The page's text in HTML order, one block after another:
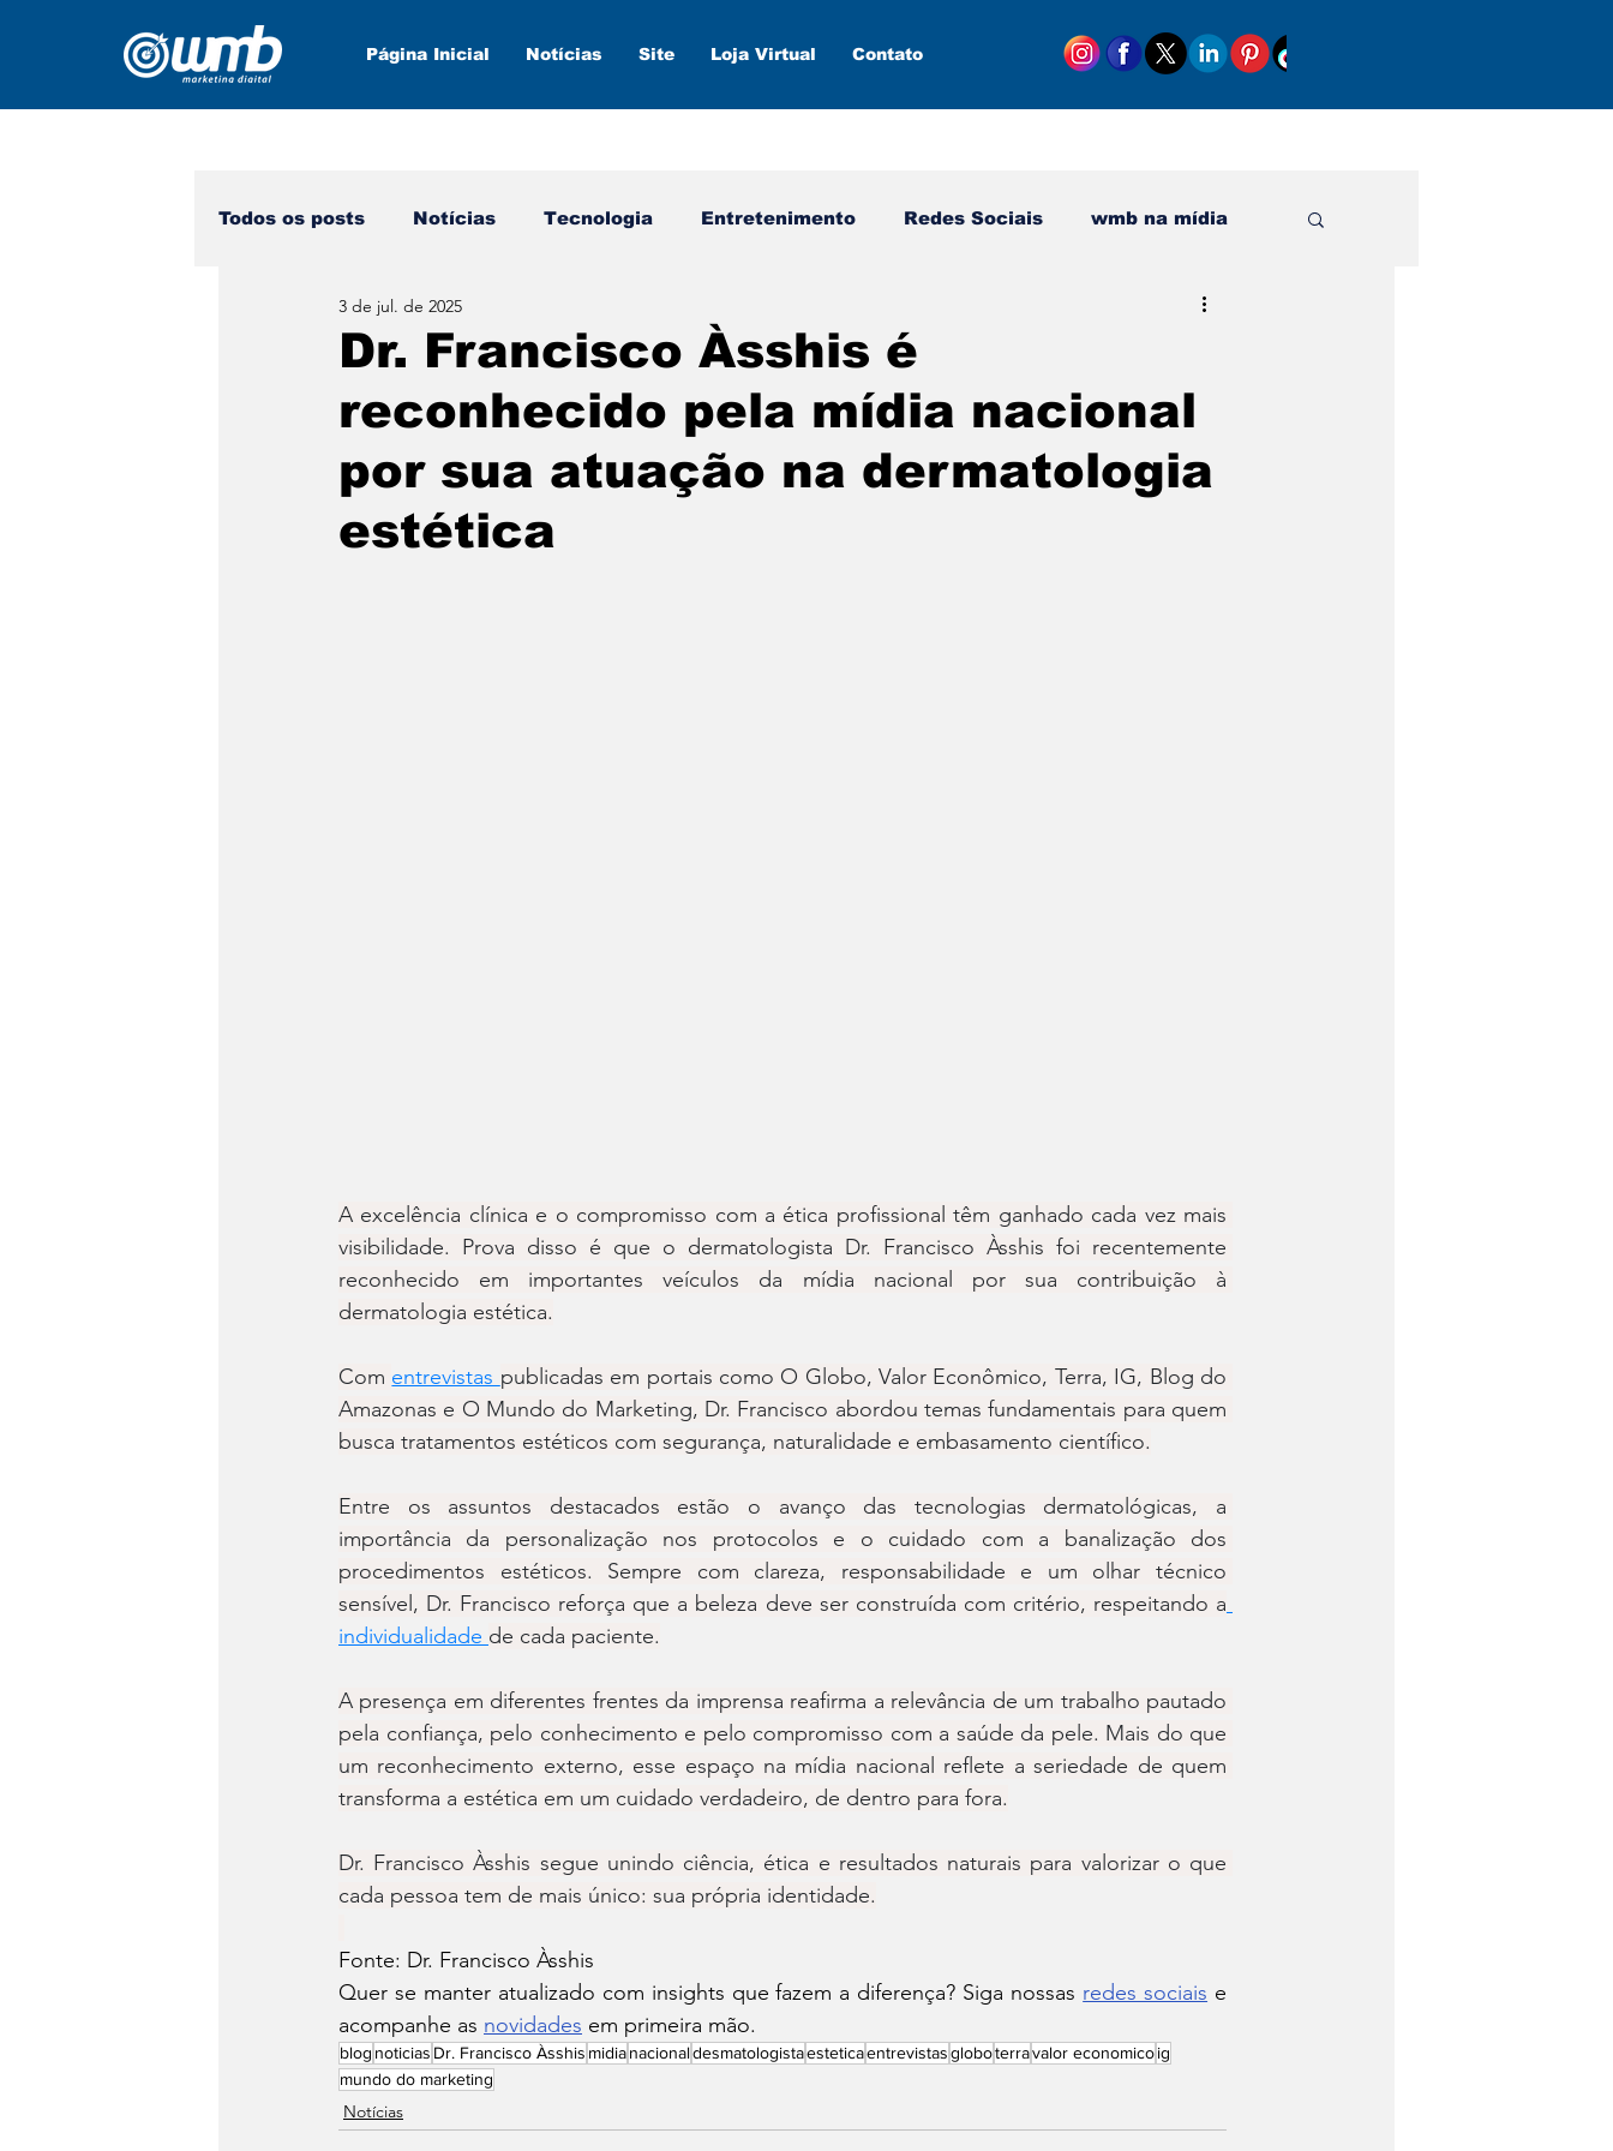
Página Inicial Notícias Site Loja Virtual Contato
Todos os posts Notícias Tecnologia Entretenimento Redes Sociais wmb na mídia
Marketing Digital
Dr. Francisco Àsshis é
reconhecido pela mídia nacional
por sua atuação na dermatologia
estética
3 de jul. de 2025
A excelência clínica e o compromisso com a ética profissional têm ganhado cada vez mais
visibilidade. Prova disso é que o dermatologista Dr. Francisco Àsshis foi recentemente
reconhecido em importantes veículos da mídia nacional por sua contribuição à
dermatologia estética.
Com entrevistas publicadas em portais como O Globo, Valor Econômico, Terra, IG, Blog do
Amazonas e O Mundo do Marketing, Dr. Francisco abordou temas fundamentais para quem
busca tratamentos estéticos com segurança, naturalidade e embasamento científico.
Entre os assuntos destacados estão o avanço das tecnologias dermatológicas, a
importância da personalização nos protocolos e o cuidado com a banalização dos
procedimentos estéticos. Sempre com clareza, responsabilidade e um olhar técnico
sensível, Dr. Francisco reforça que a beleza deve ser construída com critério, respeitando a
individualidade de cada paciente.
A presença em diferentes frentes da imprensa reafirma a relevância de um trabalho pautado
pela confiança, pelo conhecimento e pelo compromisso com a saúde da pele. Mais do que
um reconhecimento externo, esse espaço na mídia nacional reflete a seriedade de quem
transforma a estética em um cuidado verdadeiro, de dentro para fora.
Dr. Francisco Àsshis segue unindo ciência, ética e resultados naturais para valorizar o que
cada pessoa tem de mais único: sua própria identidade.
Fonte: Dr. Francisco Àsshis
Quer se manter atualizado com insights que fazem a diferença? Siga nossas redes sociais e
acompanhe as novidades em primeira mão.
blog noticias Dr. Francisco Àsshis midianacionaldesmatologistaesteticaentrevistasgloboterravalor economicoig
mundo do marketing
Notícias